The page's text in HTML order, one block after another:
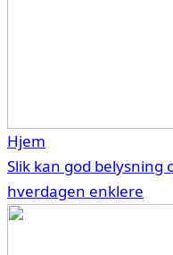
Hjem
Slik kan god belysning
hverdagen enklere